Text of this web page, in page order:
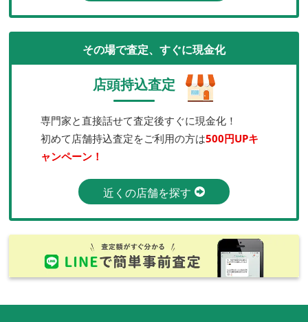
その場で査定、すぐに現金化
店頭持込査定
専門家と直接話せて査定後すぐに現金化！
初めて店舗持込査定をご利用の方は500円UPキ
ャンペーン！
近くの店舗を探す